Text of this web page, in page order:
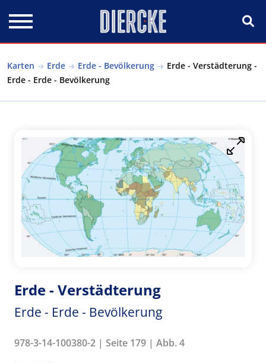
Karten Erde Erde - Bevölkerung
Erde - Verstädterung -
Erde - Erde - Bevölkerung
Erde - Verstädterung
Erde - Erde - Bevölkerung
978-3-14-100380-2 | Seite 179 | Abb. 4